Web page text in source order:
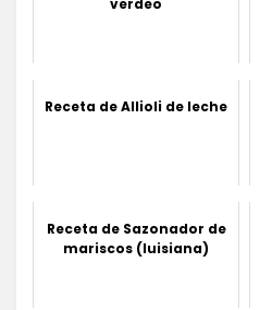
verdeo
Receta de Allioli de leche
Receta de Sazonador de
mariscos (luisiana)